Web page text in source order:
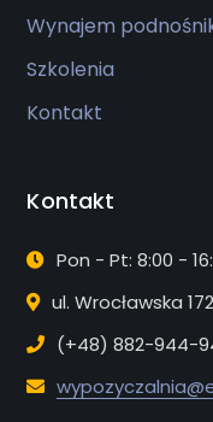
Wynajem
Szkolenia
Kontakt
Kontakt
Pon - Pt: 8:00 -
ul. Wrocławska
(+48) 882-944-